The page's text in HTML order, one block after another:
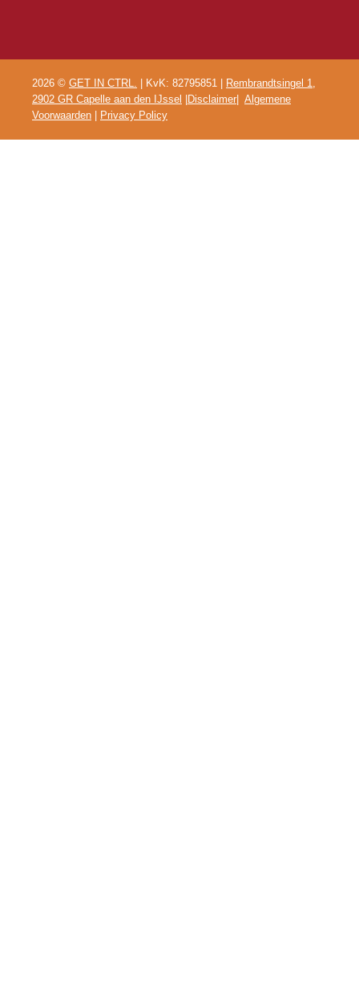
2026 © GET IN CTRL. | KvK: 82795851 |
Rembrandtsingel 1,
2902 GR Capelle aan den IJssel
Disclaimer
Algemene
Voorwaarden
Privacy Policy